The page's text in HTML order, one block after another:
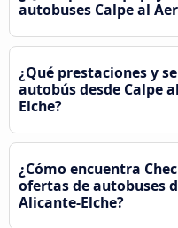
autobuses Calpe al
¿Qué prestaciones y
autobús desde Calpe
Elche?
¿Cómo encuentra
ofertas de autobuses
Alicante-Elche?